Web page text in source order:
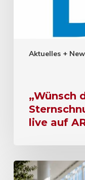
Aktuelles +
„Wünsch
live auf